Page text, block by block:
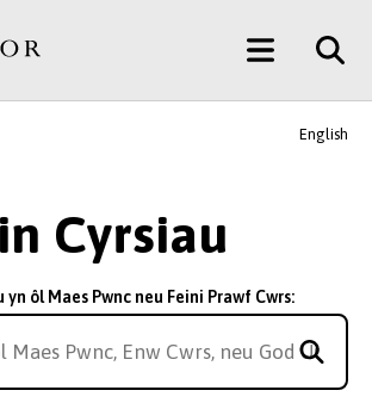
Main
Menu
English
Cyrsiau
yn ôl Maes Pwnc neu Feini Prawf Cwrs: